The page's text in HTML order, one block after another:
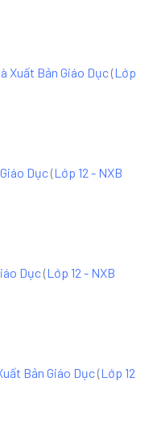
Xuất Bản Giáo Dục(Lớp
Dục(Lớp 12 - NXB
Dục(Lớp 12 - NXB
Bản Giáo Dục(Lớp 12